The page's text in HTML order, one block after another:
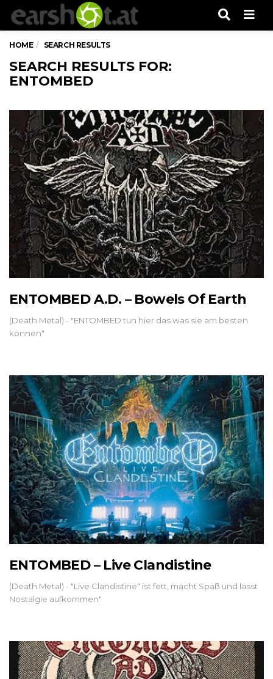
HOME SEARCH RESULTS
SEARCH RESULTS FOR:
ENTOMBED
ENTOMBED A.D. – Bowels Of Earth
(Death Metal) - "ENTOMBED tun hier das was sie am besten
können"
ENTOMBED – Live Clandistine
(Death Metal) - "Live Clandistine“ ist fett, macht Spaß und lässt
Nostalgie aufkommen"